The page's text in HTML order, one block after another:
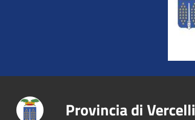
Provincia di Vercelli